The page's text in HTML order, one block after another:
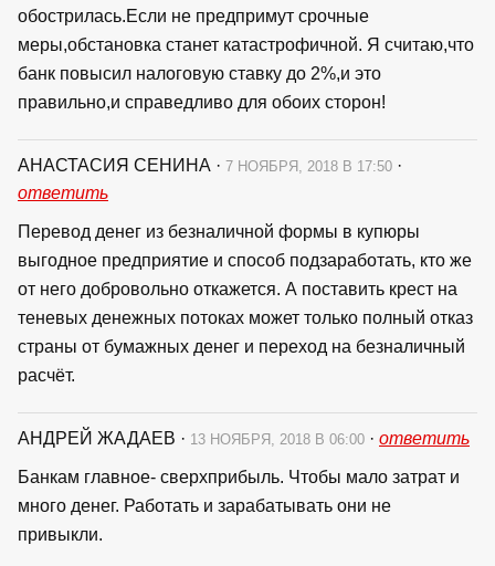
обострилась.Если не предпримут срочные
меры,обстановка станет катастрофичной. Я считаю,что
банк повысил налоговую ставку до 2%,и это
правильно,и справедливо для обоих сторон!
АНАСТАСИЯ СЕНИНА · 7 НОЯБРЯ, 2018 В 17:50 ·
ответить
Перевод денег из безналичной формы в купюры
выгодное предприятие и способ подзаработать, кто же
от него добровольно откажется. А поставить крест на
теневых денежных потоках может только полный отказ
страны от бумажных денег и переход на безналичный
расчёт.
АНДРЕЙ ЖАДАЕВ · 13 НОЯБРЯ, 2018 В 06:00 · ответить
Банкам главное- сверхприбыль. Чтобы мало затрат и
много денег. Работать и зарабатывать они не
привыкли.